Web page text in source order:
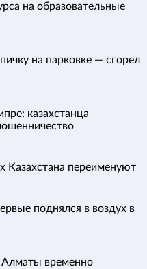
на образовательные
на парковке — сгорел
казахстанца
Казахстана переименуют
поднялся в воздух в
временно